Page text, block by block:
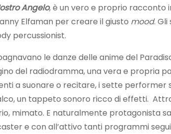
Angelo, è un vero e proprio racconto
Elfaman per creare il giusto mood.
percussionist.
le danze delle anime del
del radiodramma, una vera e propria
a suonare o recitare, i sette
un tappeto sonoro ricco di effetti.
mimato. E naturalmente protagonista
e con all’attivo tanti programmi